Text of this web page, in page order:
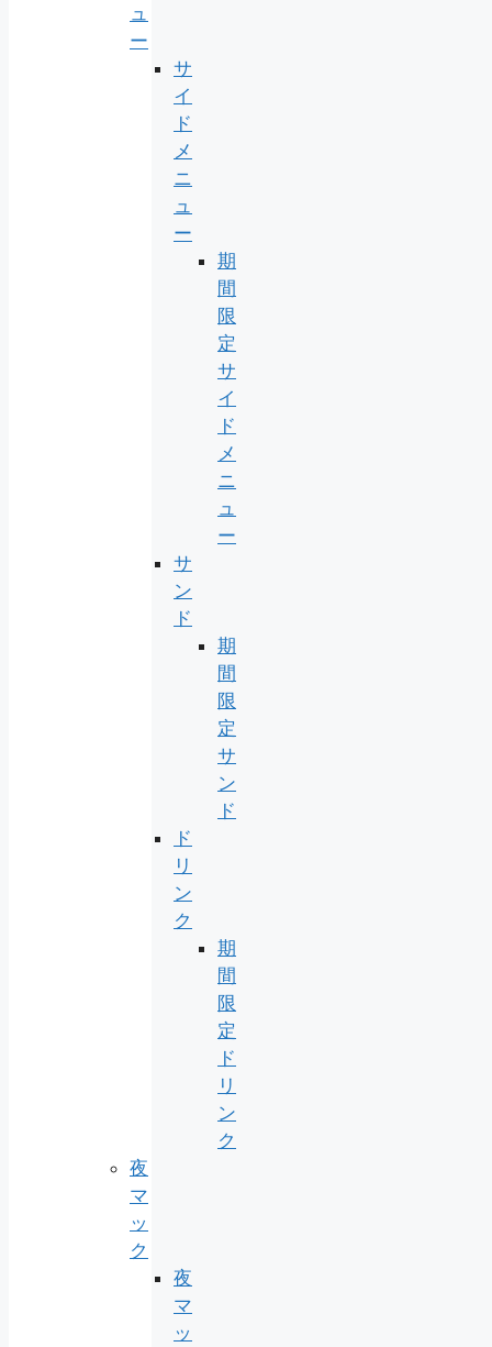
ュ
ー
サ
イ
ド
メ
ニ
ュ
ー
期
間
限
定
サ
イ
ド
メ
ニ
ュ
ー
サ
ン
ド
期
間
限
定
サ
ン
ド
ド
リ
ン
ク
期
間
限
定
ド
リ
ン
ク
夜
マ
ッ
ク
夜
マ
ッ